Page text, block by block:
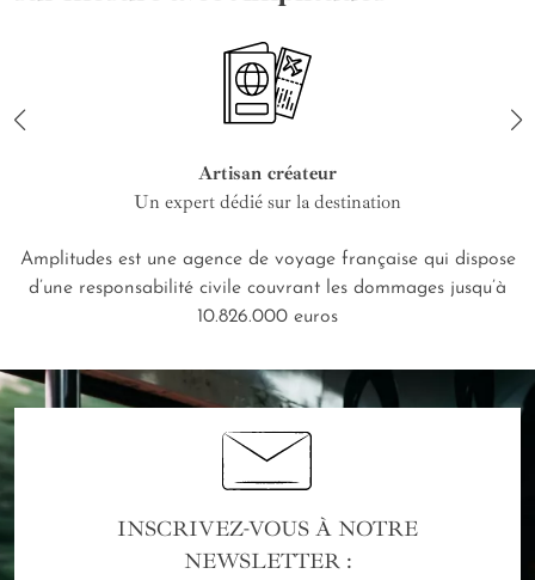
Artisan créateur
Un expert dédié sur la destination
Amplitudes est une agence de voyage française qui dispose
d’une responsabilité civile couvrant les dommages jusqu’à
10.826.000 euros
INSCRIVEZ-VOUS À NOTRE
NEWSLETTER :